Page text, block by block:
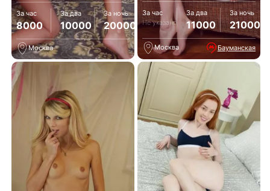
За час
8000
За два
10000
За ночь
20000
Москва
За час
Не указано
За два
11000
За ночь
21000
Москва Бауманская